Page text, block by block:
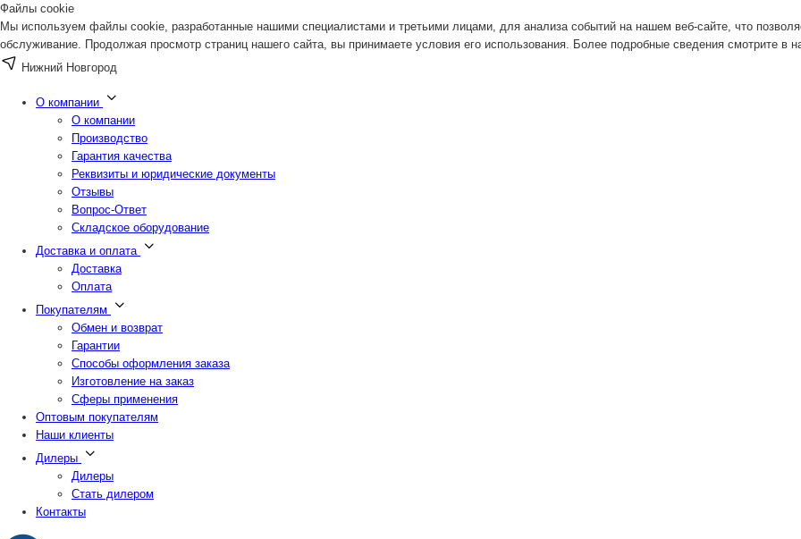
Файлы cookie
Мы используем файлы cookie, разработанные нашими специалистами и третьими лицами, для анализа событий на нашем веб-сайте, что
обслуживание. Продолжая просмотр страниц нашего сайта, вы принимаете условия его использования. Более подробные сведения смотрите в
Нижний Новгород
О компании
О компании
Производство
Гарантия качества
Реквизиты и юридические документы
Отзывы
Вопрос-Ответ
Складское оборудование
Доставка и оплата
Доставка
Оплата
Покупателям
Обмен и возврат
Гарантии
Способы оформления заказа
Изготовление на заказ
Сферы применения
Оптовым покупателям
Наши клиенты
Дилеры
Дилеры
Стать дилером
Контакты